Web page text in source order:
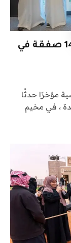
وزارة الاستثمار السعودية توقع 14 صفقة في
مؤخرًا حدثًا
، في مخيم